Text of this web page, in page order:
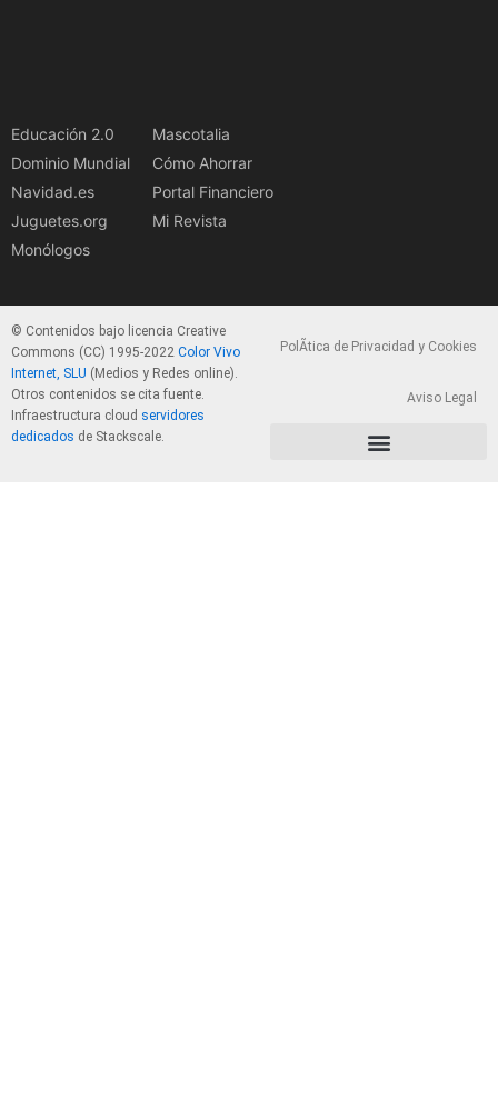
Educación 2.0
Dominio Mundial
Navidad.es
Juguetes.org
Monólogos
Mascotalia
Cómo Ahorrar
Portal Financiero
Mi Revista
© Contenidos bajo licencia Creative
Commons (CC) 1995-2022 Color Vivo
Internet, SLU (Medios y Redes online).
Otros contenidos se cita fuente.
Infraestructura cloud servidores
dedicados de Stackscale.
PolÃ­tica de Privacidad y Cookies
Aviso Legal